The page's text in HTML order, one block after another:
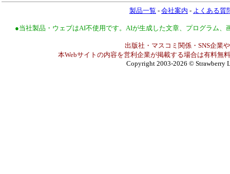
製品一覧 - 会社案内 - よくある質
●当社製品・ウェブはAI不使用です。AIが生成した文章、プログラム
出版社・マスコミ関係・SNS企業
本Webサイトの内容を営利企業が掲載する場合は有料無
Copyright 2003-2026 © Strawberry